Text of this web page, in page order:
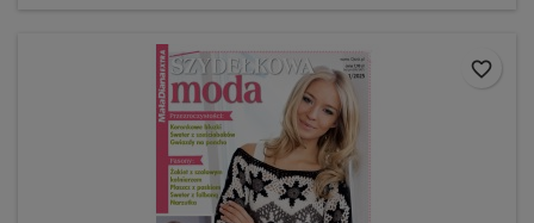
favorite_border